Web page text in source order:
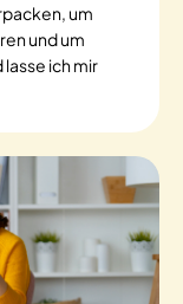
um
und um
ich mir